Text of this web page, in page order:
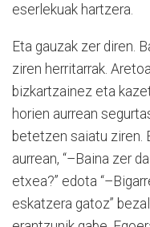
eserlekuak hartzera.
Eta gauzak zer diren.
ziren herritarrak.
bizkartzainez eta
horien aurrean
betetzen saiatu ziren.
aurrean, “–Baina zer
etxea?” edota
eskatzera gatoz”